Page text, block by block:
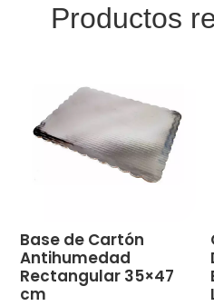
Productos
Base de Cartón
Antihumedad
Rectangular 35×47
cm